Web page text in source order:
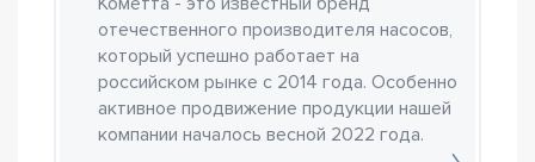
отечественного производителя насосов,
который успешно работает на
российском рынке с 2014 года. Особенно
активное продвижение продукции нашей
компании началось весной 2022 года.